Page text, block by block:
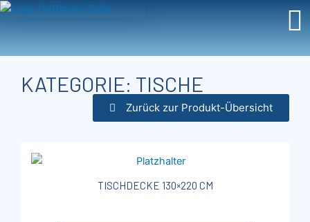
Zum
KATEGORIE: TISCHE
Zurück zur Produkt-Übersicht
TISCHDECKE 130×220 CM